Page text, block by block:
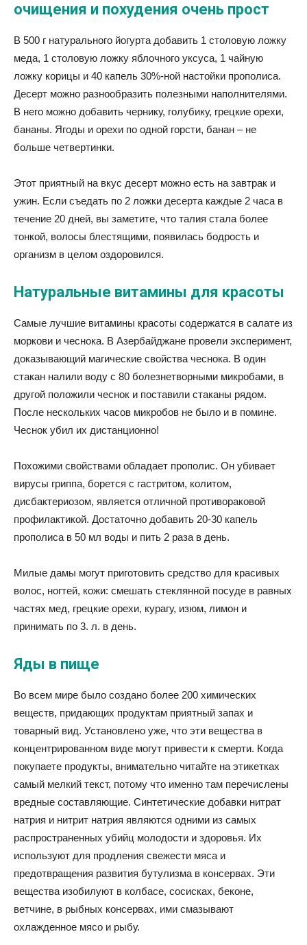
очищения и похудения очень прост
В 500 г натурального йогурта добавить 1 столовую ложку
меда, 1 столовую ложку яблочного уксуса, 1 чайную
ложку корицы и 40 капель 30%-ной настойки прополиса.
Десерт можно разнообразить полезными наполнителями.
В него можно добавить чернику, голубику, грецкие орехи,
бананы. Ягоды и орехи по одной горсти, банан – не
больше четвертинки.
Этот приятный на вкус десерт можно есть на завтрак и
ужин. Если съедать по 2 ложки десерта каждые 2 часа в
течение 20 дней, вы заметите, что талия стала более
тонкой, волосы блестящими, появилась бодрость и
организм в целом оздоровился.
Натуральные витамины для красоты
Самые лучшие витамины красоты содержатся в салате из
моркови и чеснока. В Азербайджане провели эксперимент,
доказывающий магические свойства чеснока. В один
стакан налили воду с 80 болезнетворными микробами, в
другой положили чеснок и поставили стаканы рядом.
После нескольких часов микробов не было и в помине.
Чеснок убил их дистанционно!
Похожими свойствами обладает прополис. Он убивает
вирусы гриппа, борется с гастритом, колитом,
дисбактериозом, является отличной противораковой
профилактикой. Достаточно добавить 20-30 капель
прополиса в 50 мл воды и пить 2 раза в день.
Милые дамы могут приготовить средство для красивых
волос, ногтей, кожи: смешать стеклянной посуде в равных
частях мед, грецкие орехи, курагу, изюм, лимон и
принимать по 3. л. в день.
Яды в пище
Во всем мире было создано более 200 химических
веществ, придающих продуктам приятный запах и
товарный вид. Установлено уже, что эти вещества в
концентрированном виде могут привести к смерти. Когда
покупаете продукты, внимательно читайте на этикетках
самый мелкий текст, потому что именно там перечислены
вредные составляющие. Синтетические добавки нитрат
натрия и нитрит натрия являются одними из самых
распространенных убийц молодости и здоровья. Их
используют для продления свежести мяса и
предотвращения развития бутулизма в консервах. Эти
вещества изобилуют в колбасе, сосисках, беконе,
ветчине, в рыбных консервах, ими смазывают
охлажденное мясо и рыбу.